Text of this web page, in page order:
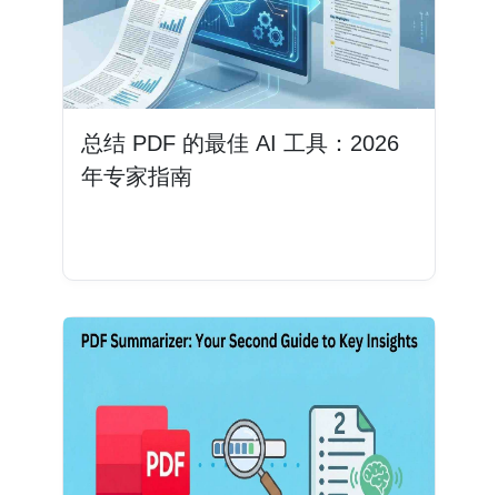
总结 PDF 的最佳 AI 工具：2026
年专家指南